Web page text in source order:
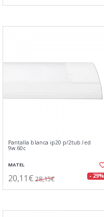
Pantalla blanca ip20 p/2tub.led
9w.60c
MATEL
20,11€ 28,15€ - 29%